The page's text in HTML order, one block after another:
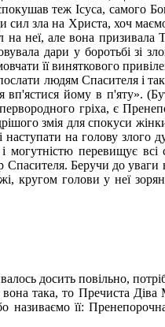
теж Ісуса, самого
зла на Христа, хоч
але вона призивала
дари у боротьбі
її виняткового
людям Спасителя і
йому в п'яту».
гріха, є
змія для спокуси
на голову злого
перевищує всі
Беручи до
кругом голови у неї
досить повільно,
така, то Пречиста
її: